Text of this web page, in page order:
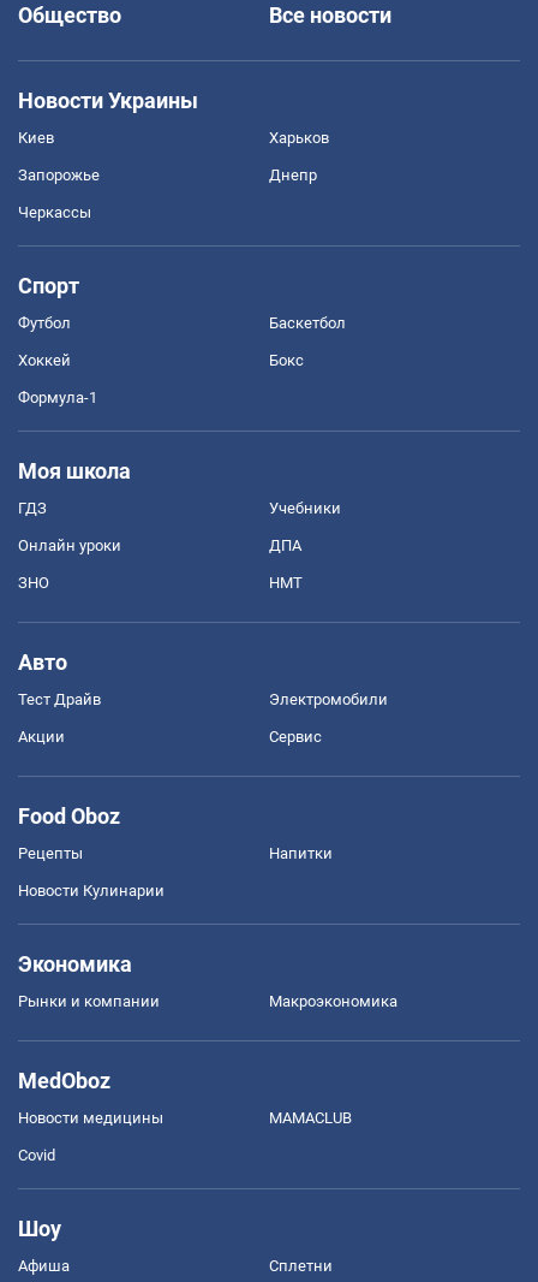
Общество
Все новости
Новости Украины
Киев Харьков
Запорожье Днепр
Черкассы
Спорт
Футбол Баскетбол
Хоккей Бокс
Формула-1
Моя школа
ГДЗ Учебники
Онлайн уроки ДПА
ЗНО НМТ
Авто
Тест Драйв Электромобили
Акции Сервис
Food Oboz
Рецепты Напитки
Новости Кулинарии
Экономика
Рынки и компании Mакроэкономика
MedOboz
Новости медицины MAMACLUB
Covid
Шоу
Афиша Сплетни